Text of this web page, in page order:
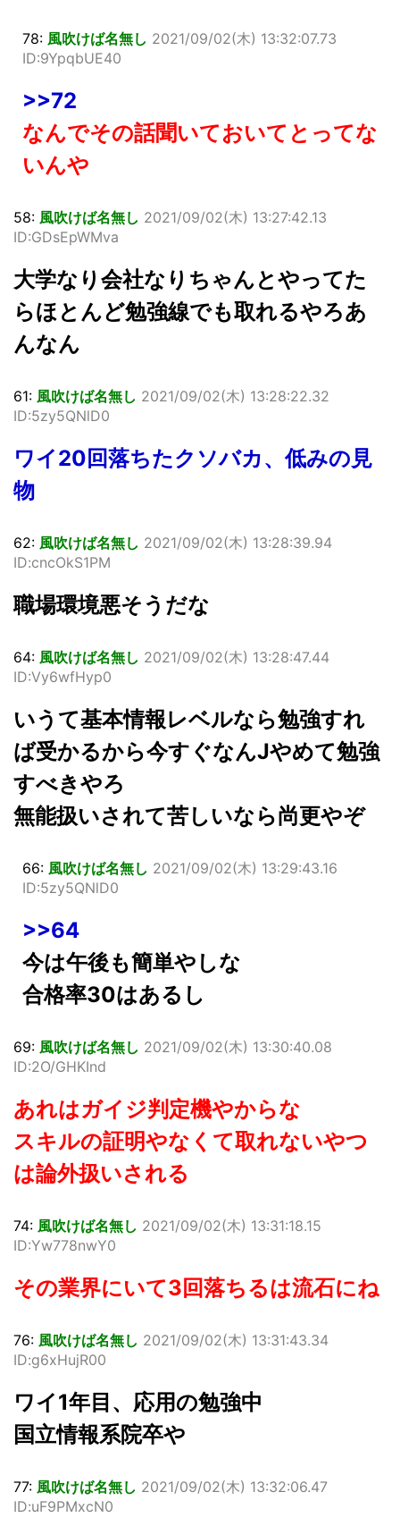
78: 風吹けば名無し 2021/09/02(木) 13:32:07.73
ID:9YpqbUE40
>>72
なんでその話聞いておいてとってな
いんや
58: 風吹けば名無し 2021/09/02(木) 13:27:42.13
ID:GDsEpWMva
大学なり会社なりちゃんとやってた
らほとんど勉強線でも取れるやろあ
んなん
61: 風吹けば名無し 2021/09/02(木) 13:28:22.32
ID:5zy5QNlD0
ワイ20回落ちたクソバカ、低みの見
物
62: 風吹けば名無し 2021/09/02(木) 13:28:39.94
ID:cncOkS1PM
職場環境悪そうだな
64: 風吹けば名無し 2021/09/02(木) 13:28:47.44
ID:Vy6wfHyp0
いうて基本情報レベルなら勉強すれ
ば受かるから今すぐなんJやめて勉強
すべきやろ
無能扱いされて苦しいなら尚更やぞ
66: 風吹けば名無し 2021/09/02(木) 13:29:43.16
ID:5zy5QNlD0
>>64
今は午後も簡単やしな
合格率30はあるし
69: 風吹けば名無し 2021/09/02(木) 13:30:40.08
ID:2O/GHKInd
あれはガイジ判定機やからな
スキルの証明やなくて取れないやつ
は論外扱いされる
74: 風吹けば名無し 2021/09/02(木) 13:31:18.15
ID:Yw778nwY0
その業界にいて3回落ちるは流石にね
76: 風吹けば名無し 2021/09/02(木) 13:31:43.34
ID:g6xHujR00
ワイ1年目、応用の勉強中
国立情報系院卒や
77: 風吹けば名無し 2021/09/02(木) 13:32:06.47
ID:uF9PMxcN0